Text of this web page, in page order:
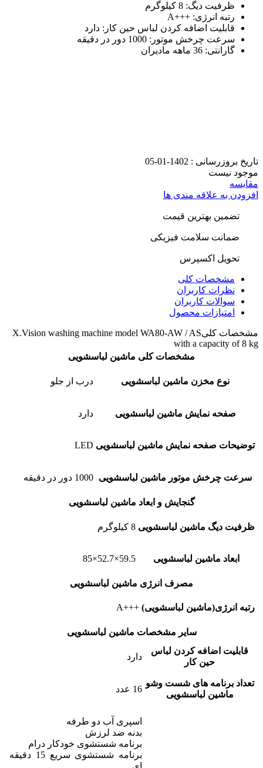
ظرفیت دیگ: 8 کیلوگرم
رتبه انرژی: +++A
قابلیت اضافه کردن لباس حین کار: دارد
سرعت چرخش موتور: 1000 دور در دقیقه
گارانتی: 36 ماهه مادیران
تاریخ بروزرسانی : 1402-01-05
موجود نیست
مقایسه
افزودن به علاقه مندی ها
تضمین بهترین قیمت
ضمانت سلامت فیزیکی
تحویل اکسپرس
مشخصات کلی
نظرات کاربران
سوالات کاربران
امتیازات محصول
مشخصات کلیX.Vision washing machine model WA80-AW / AS
with a capacity of 8 kg
مشخصات کلی ماشین لباسشویی
نوع مخزن ماشین لباسشویی درب از جلو
صفحه نمایش ماشین لباسشویی دارد
توضیحات صفحه نمایش ماشین لباسشویی LED
سرعت چرخش موتور ماشین لباسشویی 1000 دور در دقیقه
گنجایش و ابعاد ماشین لباسشویی
ظرفیت دیگ ماشین لباسشویی 8 کیلوگرم
ابعاد ماشین لباسشویی 59.5×52.7×85
مصرف انرژی ماشین لباسشویی
رتبه انرژی(ماشین لباسشویی) +++A
سایر مشخصات ماشین لباسشویی
قابلیت اضافه کردن لباس
حین کار
دارد
تعداد برنامه های شست وشو
ماشین لباسشویی
16 عدد
اسپری آب دو طرفه
بدنه ضد لرزش
برنامه شستشوی خودکار درام
برنامه شستشوی سریع 15 دقیقه